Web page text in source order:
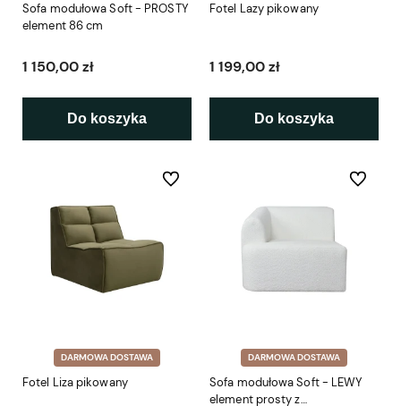
Sofa modułowa Soft - PROSTY
element 86 cm
1 150,00 zł
Do koszyka
Fotel Lazy pikowany
1 199,00 zł
Do koszyka
DARMOWA DOSTAWA
Fotel Liza pikowany
Do ulubionych
DARMOWA DOSTAWA
Sofa modułowa Soft - LEWY
element prosty z
Do